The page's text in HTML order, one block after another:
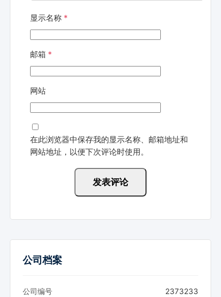
显示名称 *
邮箱 *
网站
在此浏览器中保存我的显示名称、邮箱地址和
网站地址，以便下次评论时使用。
公司档案
公司编号 2373233